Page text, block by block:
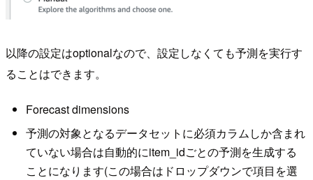
以降の設定はoptionalなので、設定しなくても予測を実行す
ることはできます。
Forecast dimensions
予測の対象となるデータセットに必須カラムしか含まれ
ていない場合は自動的にitem_idごとの予測を生成する
ことになります(この場合はドロップダウンで項目を選